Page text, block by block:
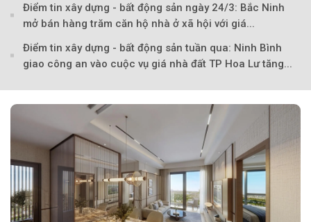
Điểm tin xây dựng - bất động sản ngày 24/3: Bắc Ninh
mở bán hàng trăm căn hộ nhà ở xã hội với giá...
Điểm tin xây dựng - bất động sản tuần qua: Ninh Bình
giao công an vào cuộc vụ giá nhà đất TP Hoa Lư tăng...